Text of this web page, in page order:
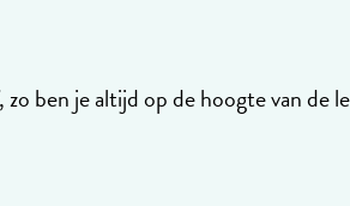
ben je altijd op de hoogte van de